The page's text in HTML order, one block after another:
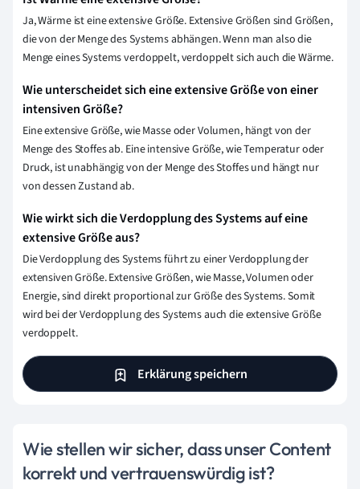
Ja, Wärme ist eine extensive Größe. Extensive Größen sind Größen,
die von der Menge des Systems abhängen. Wenn man also die
Menge eines Systems verdoppelt, verdoppelt sich auch die Wärme.
Wie unterscheidet sich eine extensive Größe von einer
intensiven Größe?
Eine extensive Größe, wie Masse oder Volumen, hängt von der
Menge des Stoffes ab. Eine intensive Größe, wie Temperatur oder
Druck, ist unabhängig von der Menge des Stoffes und hängt nur
von dessen Zustand ab.
Wie wirkt sich die Verdopplung des Systems auf eine
extensive Größe aus?
Die Verdopplung des Systems führt zu einer Verdopplung der
extensiven Größe. Extensive Größen, wie Masse, Volumen oder
Energie, sind direkt proportional zur Größe des Systems. Somit
wird bei der Verdopplung des Systems auch die extensive Größe
verdoppelt.
Erklärung speichern
Wie stellen wir sicher, dass unser Content
korrekt und vertrauenswürdig ist?